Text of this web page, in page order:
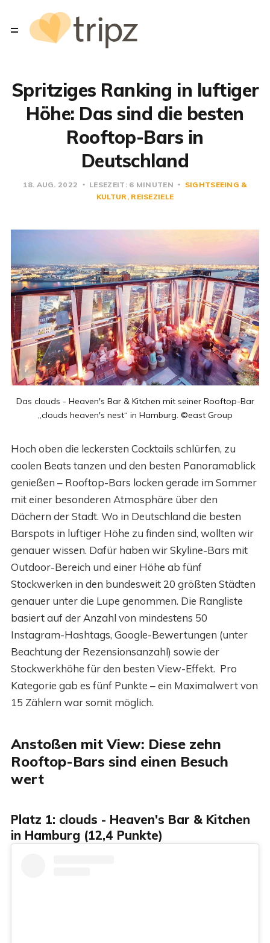
Spritziges Ranking in luftiger
Höhe: Das sind die besten
Rooftop-Bars in
Deutschland
18. AUG. 2022 LESEZEIT: 6 MINUTEN
SIGHTSEEING &
KULTUR REISEZIELE
Das clouds - Heaven's Bar & Kitchen mit seiner Rooftop-Bar
„clouds heaven's nest“ in Hamburg. ©east Group
Hoch oben die leckersten Cocktails schlürfen, zu
coolen Beats tanzen und den besten Panoramablick
genießen – Rooftop-Bars locken gerade im Sommer
mit einer besonderen Atmosphäre über den
Dächern der Stadt. Wo in Deutschland die besten
Barspots in luftiger Höhe zu finden sind, wollten wir
genauer wissen. Dafür haben wir Skyline-Bars mit
Outdoor-Bereich und einer Höhe ab fünf
Stockwerken in den bundesweit 20 größten Städten
genauer unter die Lupe genommen. Die Rangliste
basiert auf der Anzahl von mindestens 50
Instagram-Hashtags, Google-Bewertungen (unter
Beachtung der Rezensionsanzahl) sowie der
Stockwerkhöhe für den besten View-Effekt. Pro
Kategorie gab es fünf Punkte – ein Maximalwert von
15 Zählern war somit möglich.
Anstoßen mit View: Diese zehn
Rooftop-Bars sind einen Besuch
wert
Platz 1: clouds - Heaven's Bar & Kitchen
in Hamburg (12,4 Punkte)